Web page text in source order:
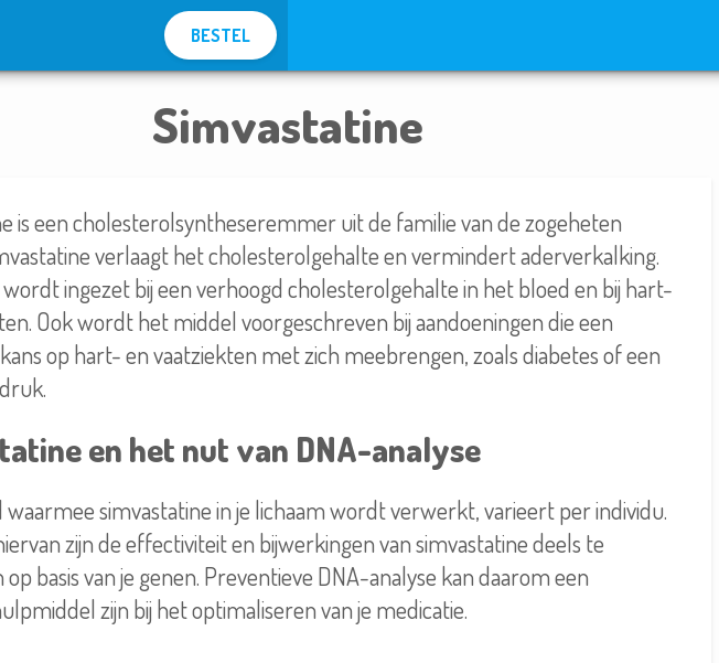
BESTEL
Simvastatine
is een cholesterolsyntheseremmer uit de familie van de zogeheten
verlaagt het cholesterolgehalte en vermindert aderverkalking.
ingezet bij een verhoogd cholesterolgehalte in het bloed en bij hart-
Ook wordt het middel voorgeschreven bij aandoeningen die een
op hart- en vaatziekten met zich meebrengen, zoals diabetes of een
en het nut van DNA-analyse
waarmee simvastatine in je lichaam wordt verwerkt, varieert per individu.
zijn de effectiviteit en bijwerkingen van simvastatine deels te
basis van je genen. Preventieve DNA-analyse kan daarom een
zijn bij het optimaliseren van je medicatie.